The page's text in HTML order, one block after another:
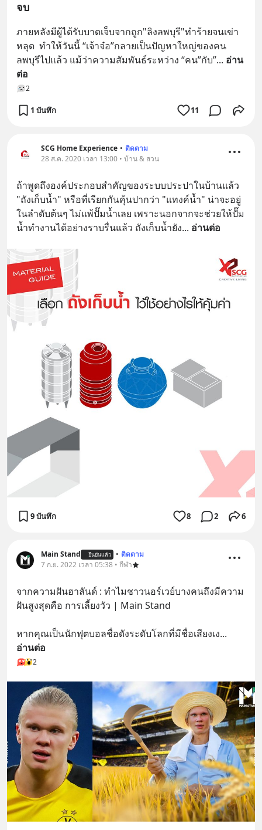
จบ
ภายหลังมีผู้ได้รับบาดเจ็บจากถูก"ลิงลพบุรี"ทำร้ายจนเข่า
หลุด  ทำให้วันนี้ “เจ้าจ๋อ”กลายเป็นปัญหาใหญ่ของคน
ลพบุรีไปแล้ว แม้ว่าความสัมพันธ์ระหว่าง “คน”กับ”... อ่าน
ต่อ
2
1 บันทึก 11
SCG Home Experience • ติดตาม
28 ส.ค. 2020 เวลา 13:00 • บ้าน & สวน
ถ้าพูดถึงองค์ประกอบสำคัญของระบบประปาในบ้านแล้ว
"ถังเก็บน้ำ" หรือที่เรียกกันคุ้นปากว่า "แทงค์น้ำ" น่าจะอยู่
ในลำดับต้นๆ ไม่แพ้ปั๊มน้ำเลย เพราะนอกจากจะช่วยให้ปั๊ม
น้ำทำงานได้อย่างราบรื่นแล้ว ถังเก็บน้ำยัง... อ่านต่อ
9 บันทึก 8 2 6
Main Stand ยืนยันแล้ว • ติดตาม
7 ก.ย. 2022 เวลา 05:38 • กีฬา
จากความฝันฮาลันด์ : ทำไมชาวนอร์เวย์บางคนถึงมีความ
ฝันสูงสุดคือ การเลี้ยงวัว | Main Stand
หากคุณเป็นนักฟุตบอลชื่อดังระดับโลกที่มีชื่อเสียงเง
อ่านต่อ
2